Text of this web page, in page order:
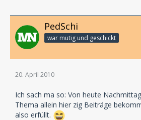
PedSchi
war mutig und geschickt
20. April 2010
Ich sach ma so: Von heute
Thema allein hier zig Beiträge
also erfüllt.